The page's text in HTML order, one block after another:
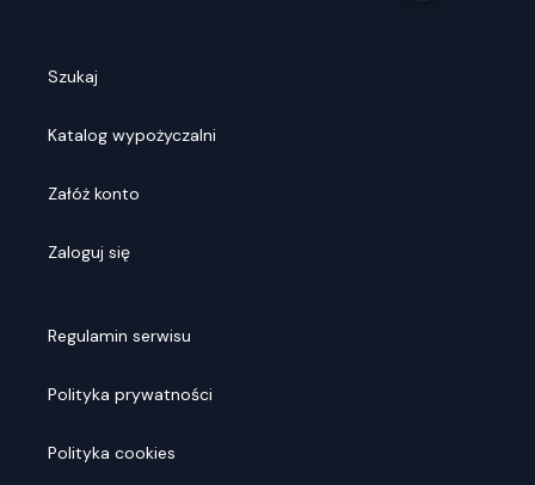
Szukaj
Katalog wypożyczalni
Załóż konto
Zaloguj się
Regulamin serwisu
Polityka prywatności
Polityka cookies